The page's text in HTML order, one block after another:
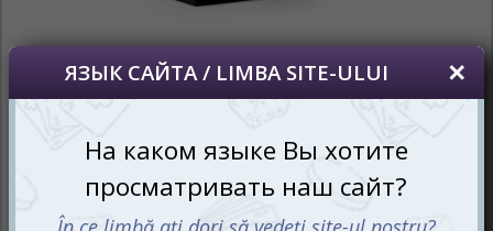
Издание настольной игры Мрачные истории: Фильмы в
жанре фэнтези (Black Stories: Fantasy Movies Edition)
Мрачных историй. В этой игре вас ждут новые загадки
и тайны, связанные с миром фэнтезийного кинопрома.
Готовьтесь к волшебному путешествию и